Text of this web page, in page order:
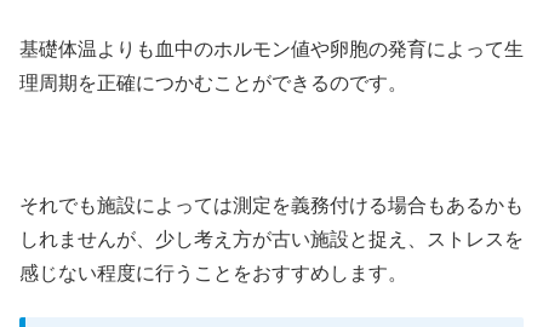
基礎体温よりも血中のホルモン値や卵胞の発育によって生
理周期を正確につかむことができるのです。
それでも施設によっては測定を義務付ける場合もあるかも
しれませんが、少し考え方が古い施設と捉え、ストレスを
感じない程度に行うことをおすすめします。